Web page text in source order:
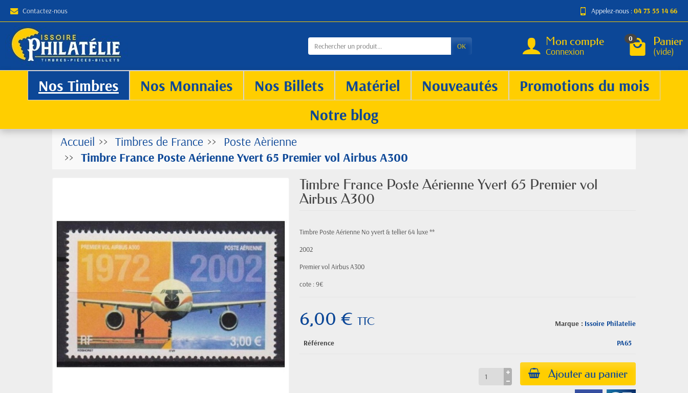
Contactez-nous Appelez-nous :04 73 55 14 66
OK Mon compte
Connexion
0 Panier
(vide)
Nos Timbres Nos Monnaies Nos Billets Matériel Nouveautés
Promotions du mois
Notre blog
Accueil Timbres de France
Poste Aèrienne
Timbre France Poste Aérienne Yvert 65 Premier vol Airbus A300
Timbre France Poste Aérienne Yvert 65 Premier vol
Airbus A300
Timbre Poste Aérienne No yvert & tellier 64 luxe **
2002
Premier vol Airbus A300
cote : 9€
Marque : Issoire Philatelie
6,00 €TTC
Référence PA65
Ajouter au panier